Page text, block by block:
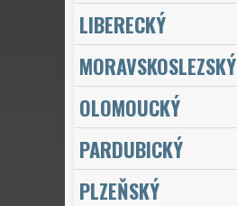
LIBERECKÝ
MORAVSKOSLEZSKÝ
OLOMOUCKÝ
PARDUBICKÝ
PLZEŇSKÝ